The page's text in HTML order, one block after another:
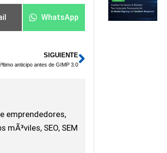
WhatsApp
SIGUIENTE
anticipo antes de GIMP 3.0Siguiente
emprendedores,
SEO, SEM